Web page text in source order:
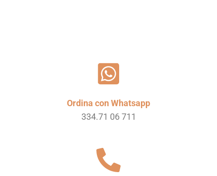
Ordina con Whatsapp
334.71 06 711